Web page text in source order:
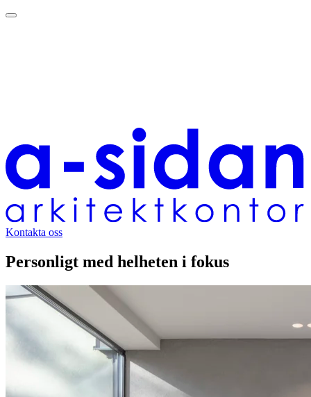
Kontakta oss
Personligt med helheten i fokus